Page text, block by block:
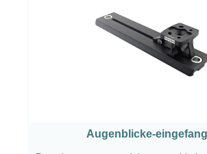
Augenblicke-